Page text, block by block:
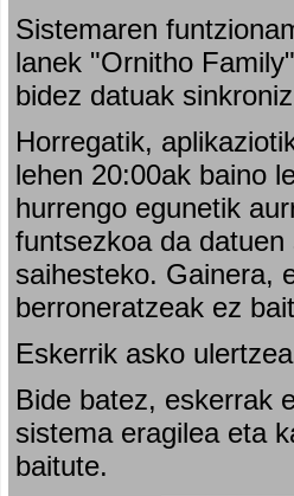
Sistemaren
lanek "Ornitho
bidez datuak
Horregatik,
lehen 20:00ak baino
hurrengo egunetik
funtsezkoa da
saihesteko. Gainera,
berroneratzeak ez
Eskerrik asko
Bide batez, eskerrak
sistema eragilea eta
baitute.